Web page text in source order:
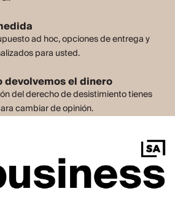
ad hoc, opciones de entrega y
para usted.
devolvemos el dinero
del derecho de desistimiento tienes
cambiar de opinión.